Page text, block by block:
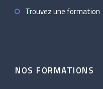
Trouvez une formation
NOS FORMATIONS